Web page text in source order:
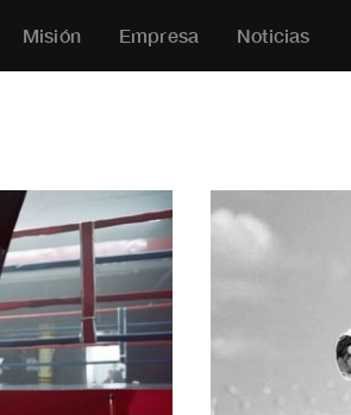
Misión Empresa Noticias